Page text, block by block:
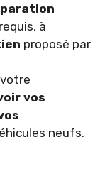
à
proposé par
vos
neufs.